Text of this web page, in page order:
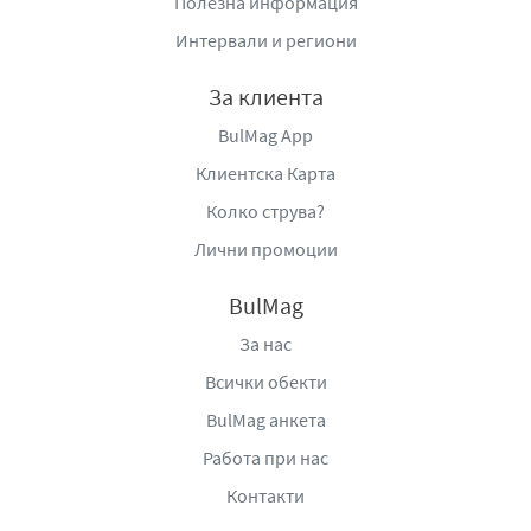
Напитката е предназначена за хора с динамичен начин
всички, които се нуждаят от повишена концентрация и
издръжливост. Тя подпомага поддържането на
независимо дали става дума за интензивна работа,
шофиране на дълги разстояния или физическа
Battery Original подчертава енергичния и градски
характер на бранда. Удобната опаковка я прави лесна
за носене и консумация навсякъде – в офиса, в
символ на постоянство, сила и готовност за действие.
Интервали и региони
За клиента
BulMag App
Клиентска Карта
Колко струва?
Лични промоции
BulMag
За нас
Всички обекти
BulMag анкета
Работа при нас
Контакти